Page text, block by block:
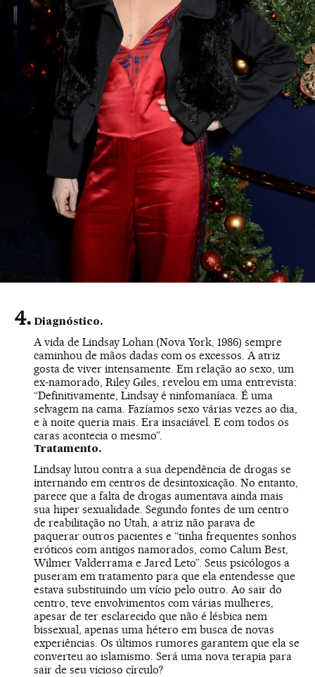
Diagnóstico.
A vida de Lindsay Lohan (Nova York, 1986) sempre
caminhou de mãos dadas com os excessos. A atriz
gosta de viver intensamente. Em relação ao sexo, um
ex-namorado, Riley Giles, revelou em uma entrevista:
“Definitivamente, Lindsay é ninfomaníaca. É uma
selvagem na cama. Fazíamos sexo várias vezes ao dia,
e à noite queria mais. Era insaciável. E com todos os
caras acontecia o mesmo”.
Tratamento.
Lindsay lutou contra a sua dependência de drogas se
internando em centros de desintoxicação. No entanto,
parece que a falta de drogas aumentava ainda mais
sua hiper sexualidade. Segundo fontes de um centro
de reabilitação no Utah, a atriz não parava de
paquerar outros pacientes e “tinha frequentes sonhos
eróticos com antigos namorados, como Calum Best,
Wilmer Valderrama e Jared Leto”. Seus psicólogos a
puseram em tratamento para que ela entendesse que
estava substituindo um vício pelo outro. Ao sair do
centro, teve envolvimentos com várias mulheres,
apesar de ter esclarecido que não é lésbica nem
bissexual, apenas uma hétero em busca de novas
experiências. Os últimos rumores garantem que ela se
converteu ao islamismo. Será uma nova terapia para
sair de seu vicioso círculo?